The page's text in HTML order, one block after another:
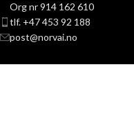
Org nr 914 162 610
tlf. +47 453 92 188
post@norvai.no